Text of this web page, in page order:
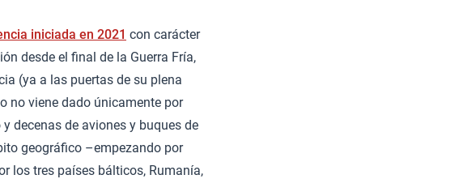
iniciada en 2021 con carácter
desde el final de la Guerra Fría,
(ya a las puertas de su plena
no viene dado únicamente por
decenas de aviones y buques de
geográfico –empezando por
los tres países bálticos, Rumanía,